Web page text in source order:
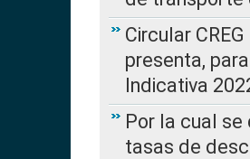
Circular
presenta,
Indicativa
Por la cual
tasas de